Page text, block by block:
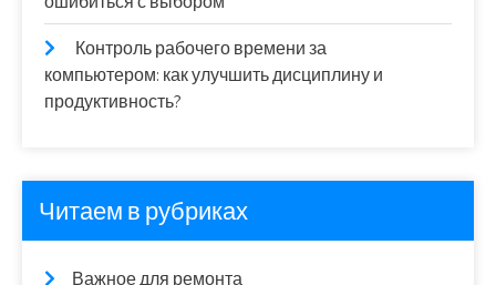
Контроль рабочего времени за
компьютером: как улучшить дисциплину и
продуктивность?
Читаем в рубриках
Важное для ремонта